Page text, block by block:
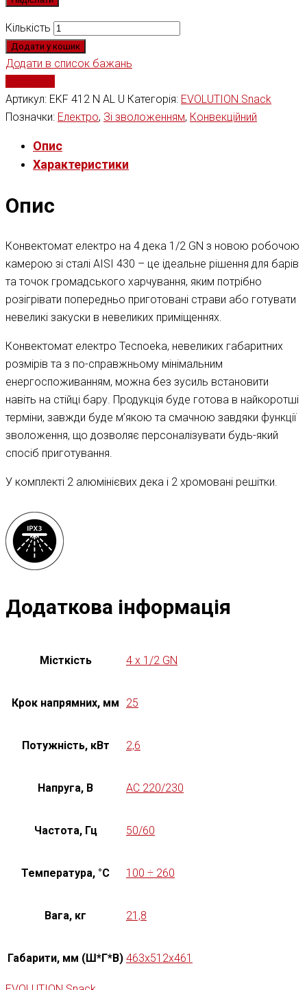
Кількість
Додати у кошик
Додати в список бажань
Артикул: EKF 412 N AL U Категорія: EVOLUTION Snack
Позначки: Електро, Зі зволоженням, Конвекційний
Опис
Характеристики
Опис
Конвектомат електро на 4 дека 1/2 GN з новою робочою
камерою зі сталі AISI 430 – це ідеальне рішення для барів
та точок громадського харчування, яким потрібно
розігрівати попередньо приготовані страви або готувати
невеликі закуски в невеликих приміщеннях.
Конвектомат електро Tecnoeka, невеликих габаритних
розмірів та з по-справжньому мінімальним
енергоспоживанням, можна без зусиль встановити
навіть на стійці бару. Продукція буде готова в найкоротші
терміни, завжди буде м’якою та смачною завдяки функції
зволоження, що дозволяє персоналізувати будь-який
спосіб приготування.
У комплекті 2 алюмінієвих дека і 2 хромовані решітки.
Додаткова інформація
Місткість 4 x 1/2 GN
Крок напрямних, мм 25
Потужність, кВт 2,6
Напруга, В AC 220/230
Частота, Гц 50/60
Температура, °C 100 ÷ 260
Вага, кг 21,8
Габарити, мм (Ш*Г*В) 463x512x461